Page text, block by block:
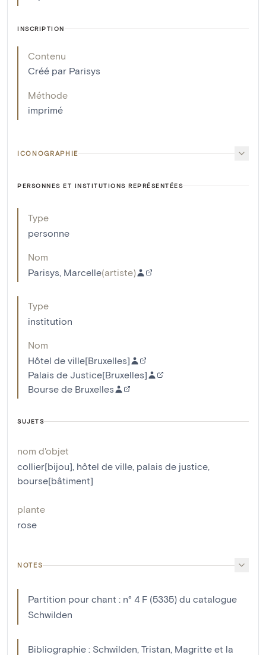
INSCRIPTION
Contenu
Créé par Parisys
Méthode
imprimé
ICONOGRAPHIE
PERSONNES ET INSTITUTIONS REPRÉSENTÉES
Type
personne
Nom
Parisys, Marcelle(artiste)
Type
institution
Nom
Hôtel de ville[Bruxelles]
Palais de Justice[Bruxelles]
Bourse de Bruxelles
SUJETS
nom d'objet
collier[bijou], hôtel de ville, palais de justice,
bourse[bâtiment]
plante
rose
NOTES
Partition pour chant : n° 4 F (5335) du catalogue
Schwilden
Bibliographie : Schwilden, Tristan, Magritte et la